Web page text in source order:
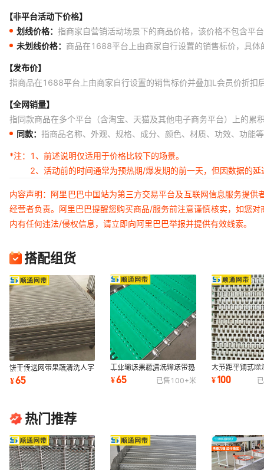
【非平台活动下价格】
划线价格： 指商家自营销活动场景下的商品价格，该价格不包含平
未划线价格： 商品在1688平台上由商家自行设置的销售标价，具
【发布价】
指商品在1688平台上由商家自行设置的销售标价并叠加L会员价折扣
【全网销量】
指同款商品在多个平台（含淘宝、天猫及其他电子商务平台）上的累
同款： 指商品名称、外观、规格、成分、颜色、材质、功效、功能
*注：
1、前述说明仅适用于价格比较下的场景。
2、活动前的时间通常为预热期/爆发期的前一天，但因数据的
内容声明：阿里巴巴中国站为第三方交易平台及互联网信息服务提
经营者负责。阿里巴巴提醒您购买商品/服务前注意谨慎核实，如您
内有任何违法/侵权信息，请立即向阿里巴巴举报并提供有效线索。
搭配组货
饼干传送网带果蔬清洗人字
型输送带 304不锈钢食品
输送挡板式网带
¥65
工业输送果蔬清洗输送带热
收缩膜传送带隧道速冻机提
升机塑料网带
¥65 已售 100+米
大节距平铺式除
孔清洗传送带
板提升机输送带
¥100
热门推荐